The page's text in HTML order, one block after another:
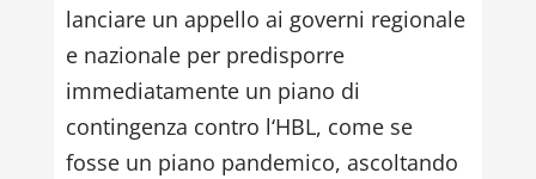
lanciare un appello ai governi regionale
e nazionale per predisporre
immediatamente un piano di
contingenza contro l‘HBL, come se
fosse un piano pandemico, ascoltando